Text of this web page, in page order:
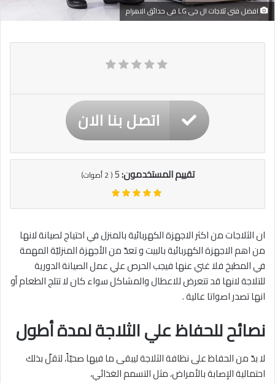
افضل فنى ثلاجات ال جى LG فى حدائق الاهرام
اتصل بنا الان
تقييم المستخدمون:5
(
2أصوات)
ان الثلاجات من اكثر الاجهزة الكهربائية بالمنزل في احتياج لصيانة لانها
من اهم الاجهزة الكهربائية بالبيت و تعدّ من الأجهزة المنزليّة المهمة
في المطبخ فلا غني عنها فيجب الحرص علي عمل الصيانة الدورية
للتلاجة لانها قد تتعرض للاعطال والمشاكل سواء كان لا تتلج الطعام أو
انها تصدر اصواتا عالية .
نصائح للحفاظ علي الثلاجة لمدة أطول
لا بدّ من الحفاظ على نظافة الثلاجة ليبقى ما فيها صحيّاً، لتقلّ بذلك
احتمالية الإصابة بالأمراض، مثل التسمم الغذائي،